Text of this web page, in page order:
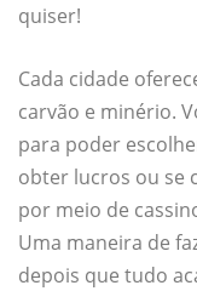
quiser!
Cada cidade
carvão e minério.
para poder
obter lucros ou se
por meio de
Uma maneira de
depois que tudo